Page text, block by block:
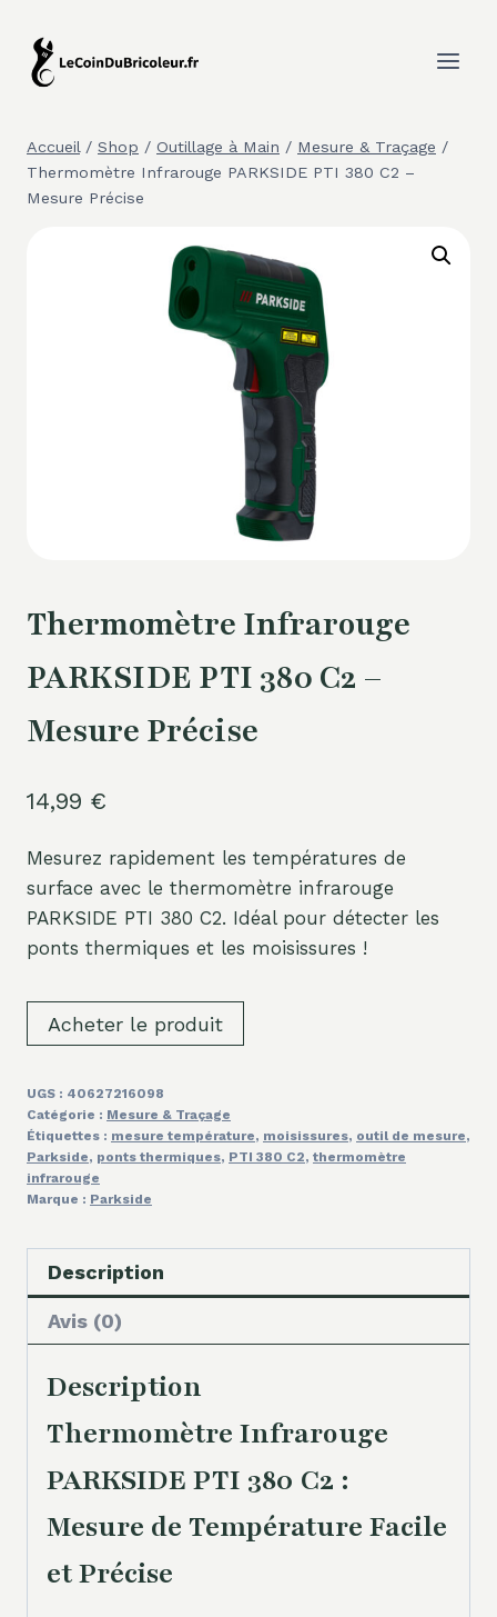
contenu
Accueil / Shop / Outillage à Main / Mesure & Traçage /
Thermomètre Infrarouge PARKSIDE PTI 380 C2 –
Mesure Précise
Thermomètre Infrarouge
PARKSIDE PTI 380 C2 –
Mesure Précise
14,99 €
Mesurez rapidement les températures de
surface avec le thermomètre infrarouge
PARKSIDE PTI 380 C2. Idéal pour détecter les
ponts thermiques et les moisissures !
Acheter le produit
UGS : 40627216098
Catégorie : Mesure & Traçage
Étiquettes : mesure température, moisissures, outil de mesure,
Parkside, ponts thermiques, PTI 380 C2, thermomètre
infrarouge
Marque : Parkside
Description
Avis (0)
Description
Thermomètre Infrarouge
PARKSIDE PTI 380 C2 :
Mesure de Température Facile
et Précise